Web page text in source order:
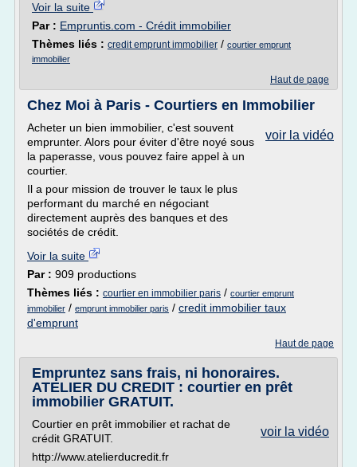
Voir la suite
Par : Empruntis.com - Crédit immobilier
Thèmes liés : credit emprunt immobilier / courtier emprunt
immobilier
Haut de page
Chez Moi à Paris - Courtiers en Immobilier
voir la vidéo
Acheter un bien immobilier, c'est souvent
emprunter. Alors pour éviter d'être noyé sous
la paperasse, vous pouvez faire appel à un
courtier.
Il a pour mission de trouver le taux le plus
performant du marché en négociant
directement auprès des banques et des
sociétés de crédit.
Voir la suite
Par : 909 productions
Thèmes liés : courtier en immobilier paris / courtier emprunt
immobilier / emprunt immobilier paris / credit immobilier taux
d'emprunt
Haut de page
Empruntez sans frais, ni honoraires.
ATELIER DU CREDIT : courtier en prêt
immobilier GRATUIT.
voir la vidéo
Courtier en prêt immobilier et rachat de
crédit GRATUIT.
http://www.atelierducredit.fr